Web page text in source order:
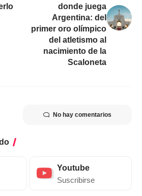
donde juega
Argentina: del
primer oro olímpico
del atletismo al
nacimiento de la
Scaloneta
No hay comentarios
Youtube
Suscribirse